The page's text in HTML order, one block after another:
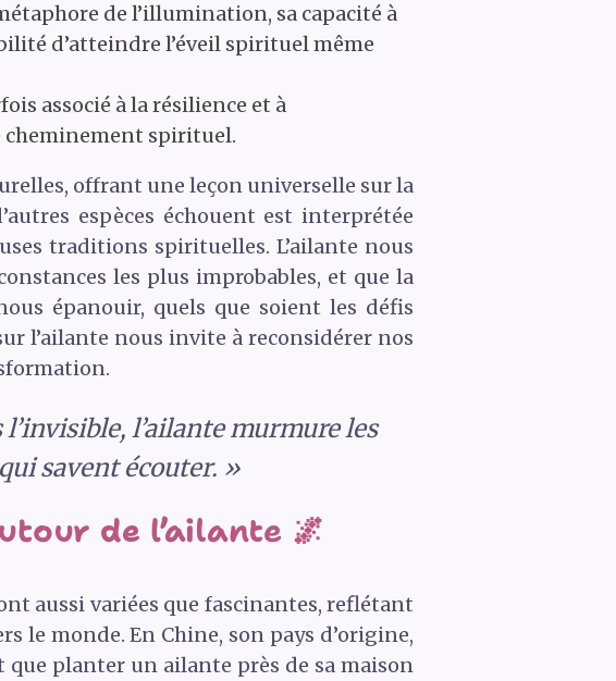
de l’illumination, sa capacité à
d’atteindre l’éveil spirituel même
associé à la résilience et à
cheminement spirituel.
offrant une leçon universelle sur la
espèces échouent est interprétée
traditions spirituelles. L’ailante nous
les plus improbables, et que la
épanouir, quels que soient les défis
l’ailante nous invite à reconsidérer nos
l’ailante murmure les
savent écouter. »
de l’ailante 🌌
aussi variées que fascinantes, reflétant
le monde. En Chine, son pays d’origine,
planter un ailante près de sa maison